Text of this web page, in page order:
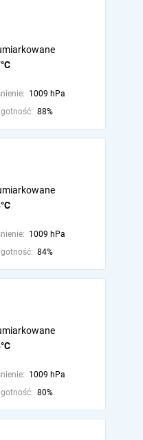
1009 hPa
88%
1009 hPa
84%
1009 hPa
80%